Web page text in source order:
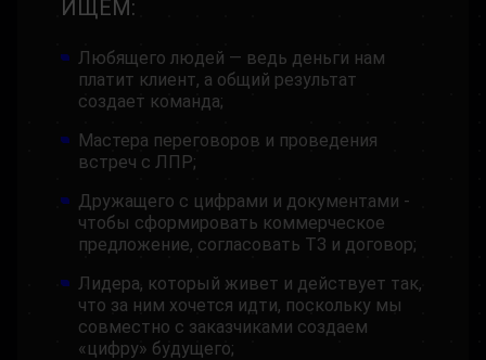
ИЩЕМ:
Любящего людей — ведь деньги нам
платит клиент, а общий результат
создает команда;
Мастера переговоров и проведения
встреч с ЛПР;
Дружащего с цифрами и документами -
чтобы сформировать коммерческое
предложение, согласовать ТЗ и договор;
Лидера, который живет и действует так,
что за ним хочется идти, поскольку мы
совместно с заказчиками создаем
«цифру» будущего;